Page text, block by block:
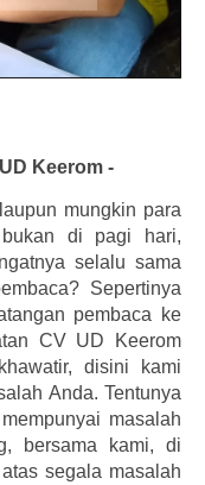
Keerom -
mungkin para
di pagi hari,
selalu sama
Sepertinya
pembaca ke
CV UD Keerom
disini kami
Anda. Tentunya
masalah
bersama kami, di
segala masalah